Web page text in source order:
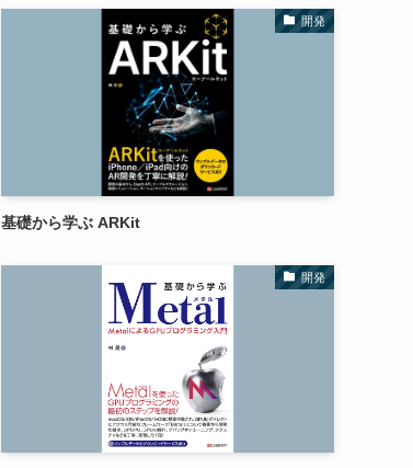
開発
基礎から学ぶ ARKit
開発